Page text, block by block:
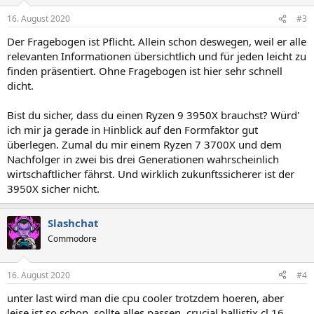
16. August 2020 #3
Der Fragebogen ist Pflicht. Allein schon deswegen, weil er alle
relevanten Informationen übersichtlich und für jeden leicht zu
finden präsentiert. Ohne Fragebogen ist hier sehr schnell
dicht.
Bist du sicher, dass du einen Ryzen 9 3950X brauchst? Würd'
ich mir ja gerade in Hinblick auf den Formfaktor gut
überlegen. Zumal du mir einem Ryzen 7 3700X und dem
Nachfolger in zwei bis drei Generationen wahrscheinlich
wirtschaftlicher fährst. Und wirklich zukunftssicherer ist der
3950X sicher nicht.
Slashchat
Commodore
16. August 2020 #4
unter last wird man die cpu cooler trotzdem hoeren, aber